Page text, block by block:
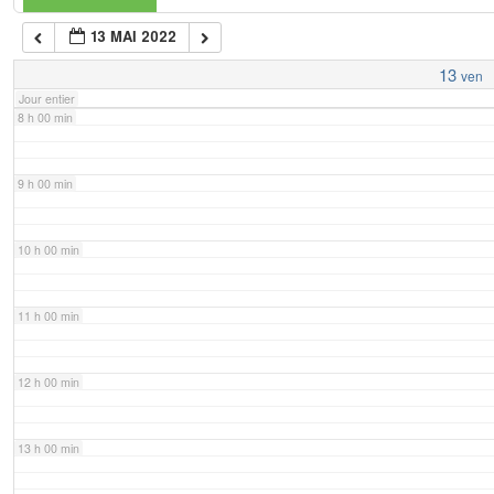
13 MAI 2022
13 ven
Jour entier
7 h 00 min
8 h 00 min
9 h 00 min
10 h 00 min
11 h 00 min
12 h 00 min
13 h 00 min